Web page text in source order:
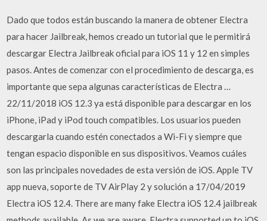
Dado que todos están buscando la manera de obtener Electra
para hacer Jailbreak, hemos creado un tutorial que le permitirá
descargar Electra Jailbreak oficial para iOS 11 y 12 en simples
pasos. Antes de comenzar con el procedimiento de descarga, es
importante que sepa algunas características de Electra …
22/11/2018 iOS 12.3 ya está disponible para descargar en los
iPhone, iPad y iPod touch compatibles. Los usuarios pueden
descargarla cuando estén conectados a Wi-Fi y siempre que
tengan espacio disponible en sus dispositivos. Veamos cuáles
son las principales novedades de esta versión de iOS. Apple TV
app nueva, soporte de TV AirPlay 2 y solución a 17/04/2019
Electra iOS 12.4. There are many fake Electra iOS 12.4 jailbreak